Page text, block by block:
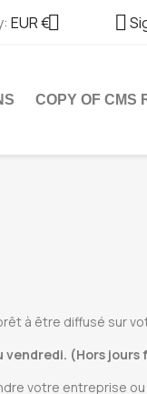
EUR € 
COPY OF CMS
à être diffusé sur
vendredi. (Hors jours
votre entreprise